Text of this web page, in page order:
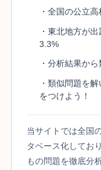
・全国の公立
・東北地方が出
3.3%
・分析結果か
・類似問題を
をつけよう！
当サイトでは全国
タベース化してお
もの問題を徹底分